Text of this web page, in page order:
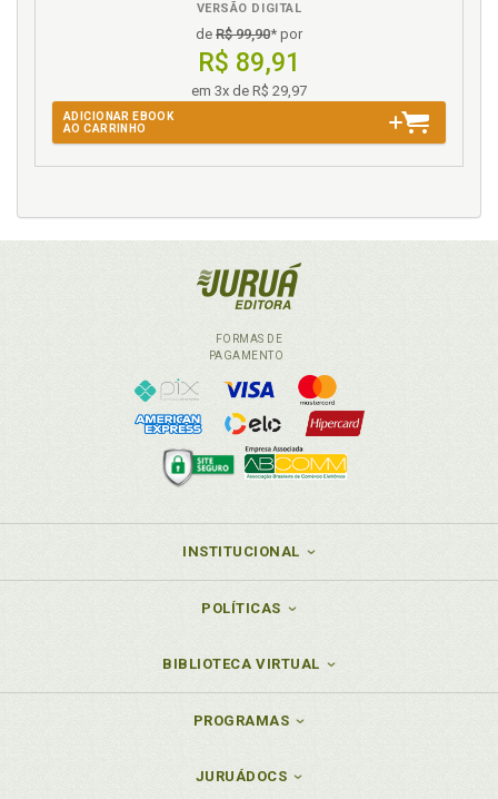
VERSÃO DIGITAL
de R$ 99,90* por
R$ 89,91
em 3x de R$ 29,97
ADICIONAR EBOOK
AO CARRINHO
FORMAS DE
PAGAMENTO
INSTITUCIONAL
POLÍTICAS
BIBLIOTECA VIRTUAL
PROGRAMAS
JURUÁDOCS